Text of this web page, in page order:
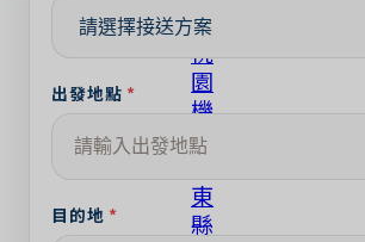
市
桃
園
機
場-
台
東
縣
出發地點
目的地